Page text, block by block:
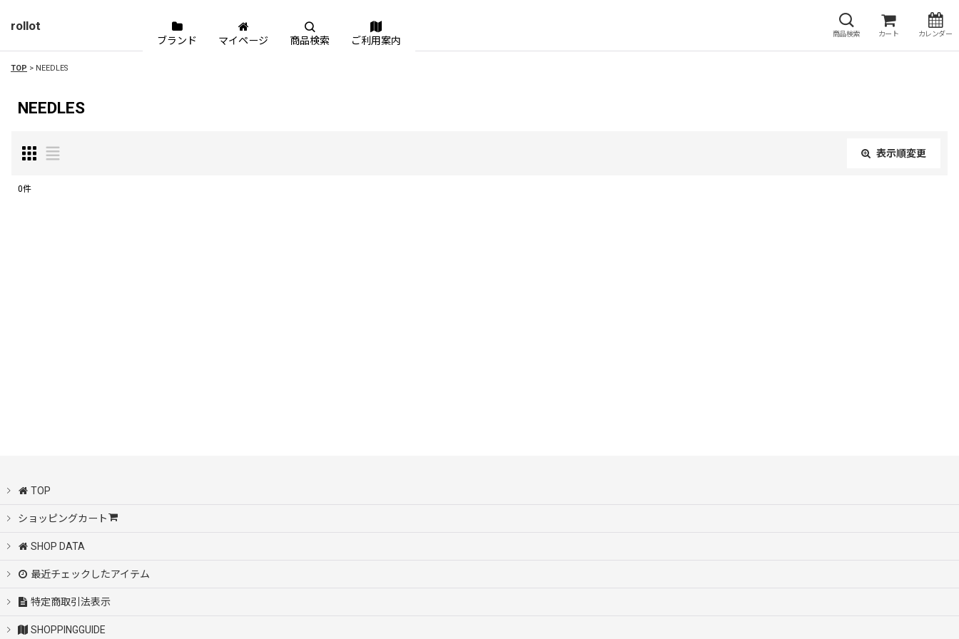
rollot
商品検索 カート カレンダー
ブランド マイページ 商品検索 ご利用案内
TOP > NEEDLES
NEEDLES
表示順変更
0件
TOP
ショッピングカート
SHOP DATA
最近チェックしたアイテム
特定商取引法表示
SHOPPINGGUIDE